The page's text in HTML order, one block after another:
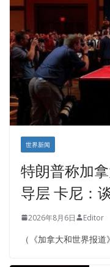
世界新闻
特朗普称加
导层 卡尼：
2026年8月6日 Editor
（《加拿大和世界报